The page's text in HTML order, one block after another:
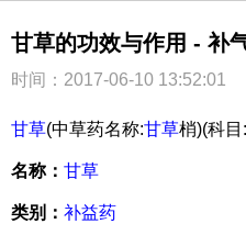
甘草的功效与作用 - 补
时间：2017-06-10 13:52:01
甘草(中草药名称:甘草梢)(科
名称： 甘草
类别： 补益药